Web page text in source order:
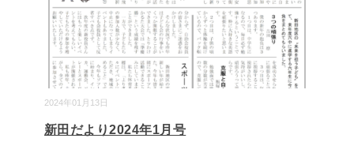
2024年01月13日
新田だより2024年1月号